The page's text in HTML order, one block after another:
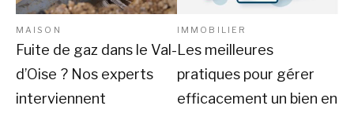
MAISON
Fuite de gaz dans le Val-
d’Oise ? Nos experts
interviennent
IMMOBILIER
Les meilleures
pratiques pour gérer
efficacement un bien en